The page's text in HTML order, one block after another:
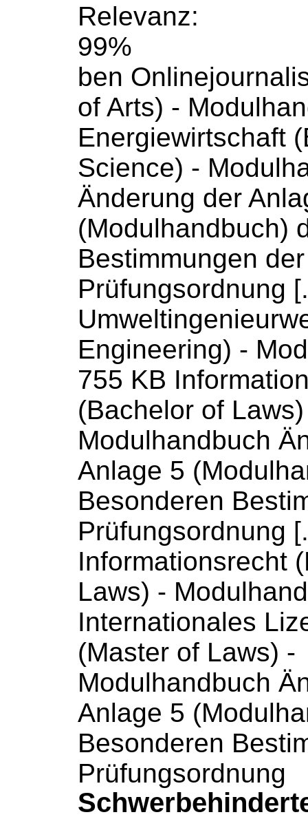
Relevanz:
99%
ben
of Arts) -
Energiewirtschaft
Science) -
Änderung der
(Modulhandbuch)
Bestimmungen der
Prüfungsordnung
Engineering) -
755 KB
(Bachelor of
Modulhandbuch
Anlage 5 (
Besonderen
Prüfungsordnung
Informationsrecht
Laws) -
Internationales
(Master of Laws) -
Modulhandbuch
Anlage 5 (
Besonderen
Prüfungsordnung